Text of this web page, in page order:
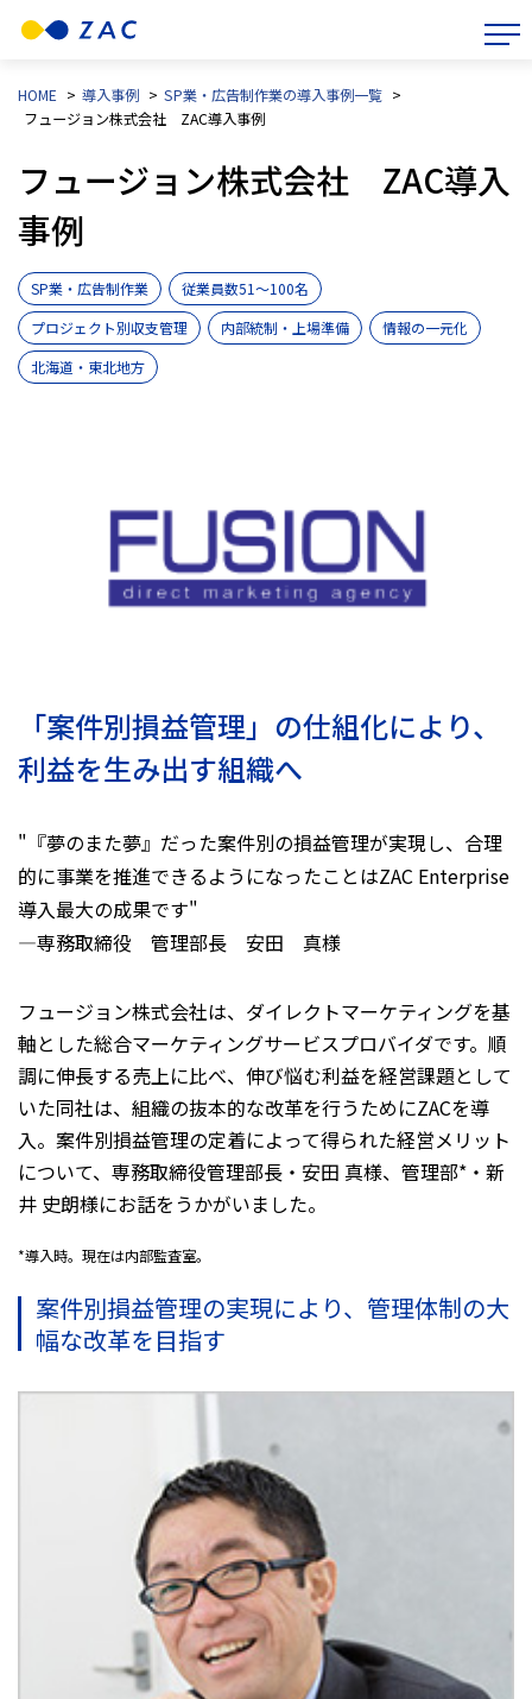
HOME > 導入事例 > SP業・広告制作業の導入事例一覧 >
フュージョン株式会社 ZAC導入事例
フュージョン株式会社 ZAC導入
事例
SP業・広告制作業
従業員数51〜100名
プロジェクト別収支管理
内部統制・上場準備
情報の一元化
北海道・東北地方
「案件別損益管理」の仕組化により、
利益を生み出す組織へ
"『夢のまた夢』だった案件別の損益管理が実現し、合理
的に事業を推進できるようになったことはZAC Enterprise
導入最大の成果です"
―専務取締役 管理部長 安田 真様
フュージョン株式会社は、ダイレクトマーケティングを基
軸とした総合マーケティングサービスプロバイダです。順
調に伸長する売上に比べ、伸び悩む利益を経営課題として
いた同社は、組織の抜本的な改革を行うためにZACを導
入。案件別損益管理の定着によって得られた経営メリット
について、専務取締役管理部長・安田 真様、管理部*・新
井 史朗様にお話をうかがいました。
*導入時。現在は内部監査室。
案件別損益管理の実現により、管理体制の大
幅な改革を目指す